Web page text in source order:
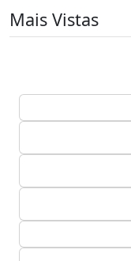
Mais Vistas